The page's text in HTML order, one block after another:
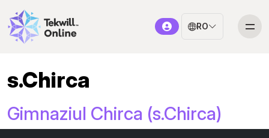
RO
s.Chirca
Gimnaziul Chirca (s.Chirca)